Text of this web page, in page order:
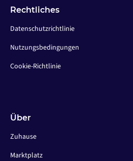
Rechtliches
Datenschutzrichtlinie
Nutzungsbedingungen
Cookie-Richtlinie
Über
Zuhause
Marktplatz